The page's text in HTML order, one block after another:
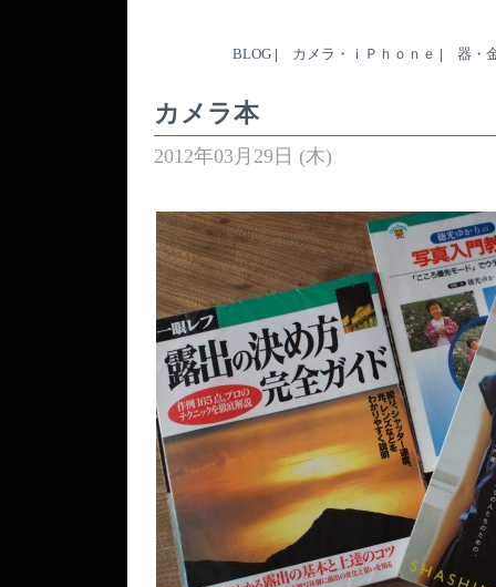
BLOG | カメラ・ｉＰｈｏｎｅ | 器・
カメラ本
2012年03月29日 (木)